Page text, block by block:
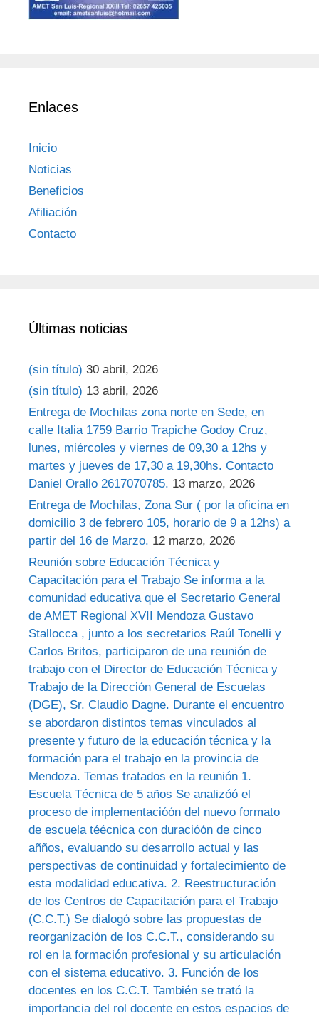
Enlaces
Inicio
Noticias
Beneficios
Afiliación
Contacto
Últimas noticias
(sin título) 30 abril, 2026
(sin título) 13 abril, 2026
Entrega de Mochilas zona norte en Sede, en
calle Italia 1759 Barrio Trapiche Godoy Cruz,
lunes, miércoles y viernes de 09,30 a 12hs y
martes y jueves de 17,30 a 19,30hs. Contacto
Daniel Orallo 2617070785. 13 marzo, 2026
Entrega de Mochilas, Zona Sur ( por la oficina en
domicilio 3 de febrero 105, horario de 9 a 12hs) a
partir del 16 de Marzo. 12 marzo, 2026
Reunión sobre Educación Técnica y
Capacitación para el Trabajo Se informa a la
comunidad educativa que el Secretario General
de AMET Regional XVII Mendoza Gustavo
Stallocca , junto a los secretarios Raúl Tonelli y
Carlos Britos, participaron de una reunión de
trabajo con el Director de Educación Técnica y
Trabajo de la Dirección General de Escuelas
(DGE), Sr. Claudio Dagne. Durante el encuentro
se abordaron distintos temas vinculados al
presente y futuro de la educación técnica y la
formación para el trabajo en la provincia de
Mendoza. Temas tratados en la reunión 1.
Escuela Técnica de 5 años Se analizóó el
proceso de implementacióón del nuevo formato
de escuela téécnica con duracióón de cinco
añños, evaluando su desarrollo actual y las
perspectivas de continuidad y fortalecimiento de
esta modalidad educativa. 2. Reestructuración
de los Centros de Capacitación para el Trabajo
(C.C.T.) Se dialogó sobre las propuestas de
reorganización de los C.C.T., considerando su
rol en la formación profesional y su articulación
con el sistema educativo. 3. Función de los
docentes en los C.C.T. También se trató la
importancia del rol docente en estos espacios de